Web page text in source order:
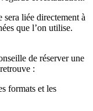
sera liée directement à
que l’on utilise.
de réserver une
:
formats et les